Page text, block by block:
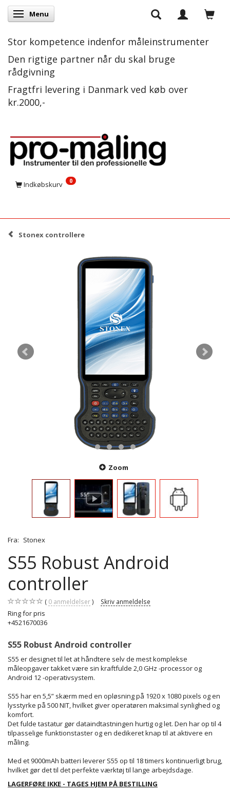
Skifte navigation
Menu
Stor kompetence indenfor måleinstrumenter
Den rigtige partner når du skal bruge
rådgivning
Fragtfri levering i Danmark ved køb over
kr.2000,-
Indkøbskurv 0
Stonex controllere
Zoom
Fra: Stonex
S55 Robust Android
controller
0 anmeldelser Skriv anmeldelse
Ring for pris
+4521670036
S55 Robust Android controller
S55 er designet til let at håndtere selv de mest komplekse
måleopgaver takket være sin kraftfulde 2,0 GHz -processor og
Android 12 -operativsystem.
S55 har en 5,5” skærm med en opløsning på 1920 x 1080 pixels og en
lysstyrke på 500 NIT, hvilket giver operatøren maksimal synlighed og
komfort.
Det fulde tastatur gør dataindtastningen hurtig og let. Den har op til 4
tilpasselige funktionstaster og en dedikeret knap til at aktivere en
måling.
Med et 9000mAh batteri leverer S55 op til 18 timers kontinuerligt brug,
hvilket gør det til det perfekte værktøj til lange arbejdsdage.
LAGERFØRE IKKE - TAGES HJEM PÅ BESTILLING